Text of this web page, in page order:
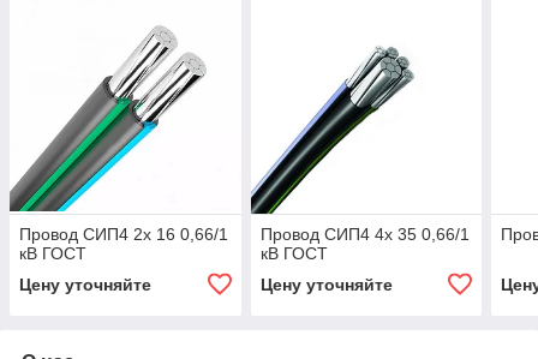
Провод СИП4 2х 16 0,66/1
кВ ГОСТ
Цену уточняйте
Провод СИП4 4х 35 0,66/1
кВ ГОСТ
Цену уточняйте